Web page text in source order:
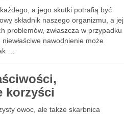
a jego skutki potrafią być
składnik naszego organizmu, a jej
problemów, zwłaszcza w przypadku
nawodnienie może
…
korzyści
owoc, ale także skarbnica